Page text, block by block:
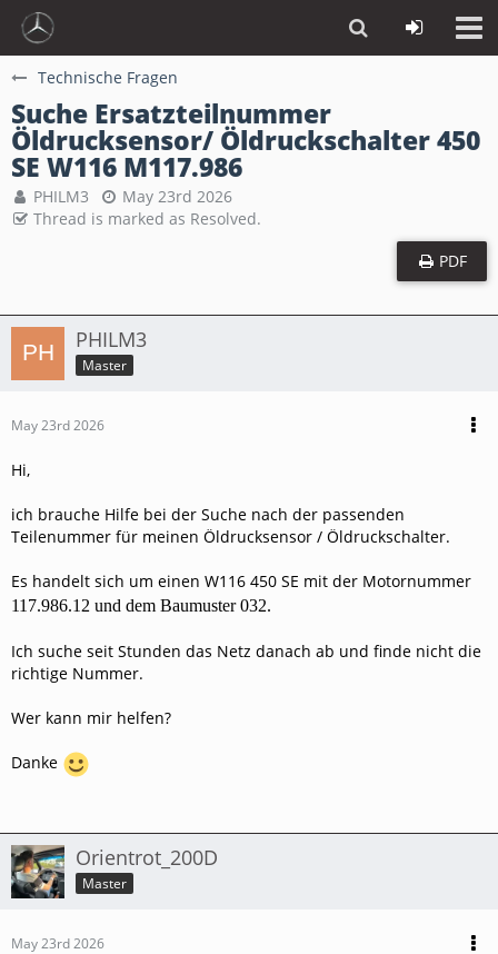
Technische Fragen
Suche Ersatzteilnummer
Öldrucksensor/ Öldruckschalter 450
SE W116 M117.986
PHILM3
May 23rd 2026
Thread is marked as Resolved.
PDF
PHILM3
Master
May 23rd 2026
Hi,
ich brauche Hilfe bei der Suche nach der passenden
Teilenummer für meinen Öldrucksensor / Öldruckschalter.
Es handelt sich um einen W116 450 SE mit der Motornummer
117.986.12 und dem Baumuster 032.
Ich suche seit Stunden das Netz danach ab und finde nicht die
richtige Nummer.
Wer kann mir helfen?
Danke
Orientrot_200D
Master
May 23rd 2026